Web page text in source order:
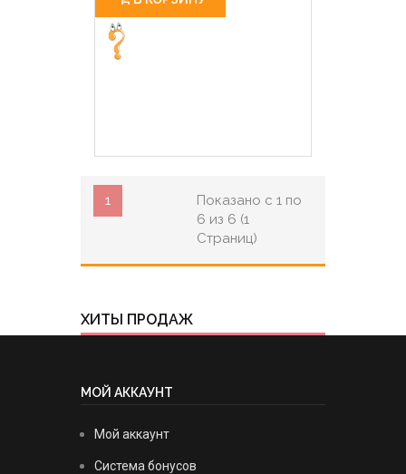
1
Показано с 1 по
6 из 6 (1
Страниц)
ХИТЫ ПРОДАЖ
МОЙ АККАУНТ
Мой аккаунт
Система бонусов